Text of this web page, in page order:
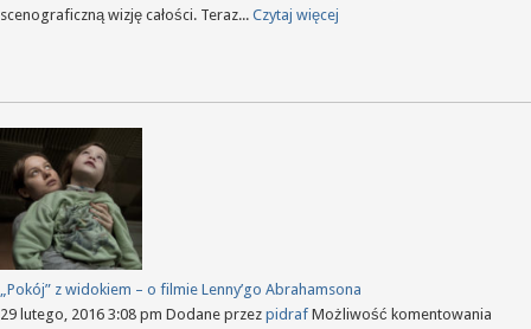
scenograficzną wizję całości. Teraz... Czytaj więcej
„Pokój” z widokiem – o filmie Lenny’go Abrahamsona
29 lutego, 2016 3:08 pm Dodane przez pidraf Możliwość komentowania